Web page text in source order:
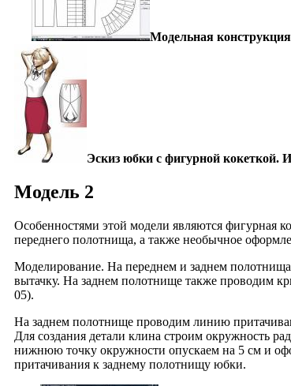
Модельная
Эскиз юбки с фигурной кокеткой.
Модель 2
Особенностями этой модели являются фигурная
переднего полотнища, а также необычное
Моделирование. На переднем и заднем
вытачку. На заднем полотнище также проводим
05).
На заднем полотнище проводим линию
Для создания детали клина строим окружность
нижнюю точку окружности опускаем на 5 см и
притачивания к заднему полотнищу юбки.